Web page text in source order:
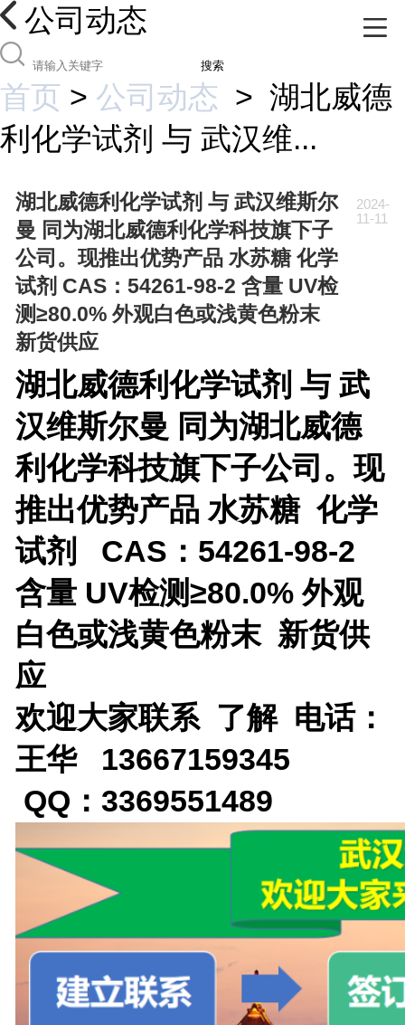
公司动态
搜索
首页 > 公司动态 > 湖北威德
利化学试剂 与 武汉维...
湖北威德利化学试剂 与 武汉维斯尔
曼 同为湖北威德利化学科技旗下子
公司。现推出优势产品 水苏糖 化学
试剂 CAS：54261-98-2 含量 UV检
测≥80.0% 外观白色或浅黄色粉末
新货供应
2024-
11-11
湖北威德利化学试剂 与 武
汉维斯尔曼 同为湖北威德
利化学科技旗下子公司。现
推出优势产品 水苏糖 化学
试剂 CAS：54261-98-2
含量 UV检测≥80.0% 外观
白色或浅黄色粉末 新货供
应
欢迎大家联系 了解 电话：
王华 13667159345
QQ：3369551489